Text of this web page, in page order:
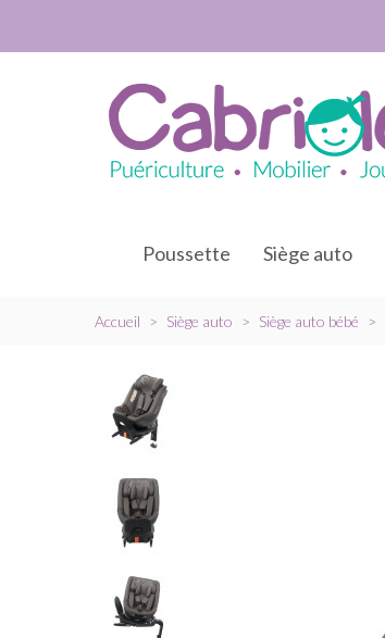
Poussette Siège auto
Accueil > Siège auto > Siège auto bébé >